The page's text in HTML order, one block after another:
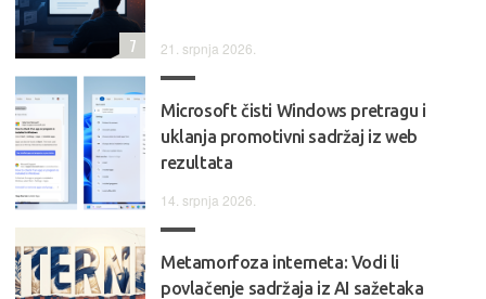
21. srpnja 2026.
7
Microsoft čisti Windows pretragu i
uklanja promotivni sadržaj iz web
rezultata
14. srpnja 2026.
Metamorfoza interneta: Vodi li
povlačenje sadržaja iz AI sažetaka